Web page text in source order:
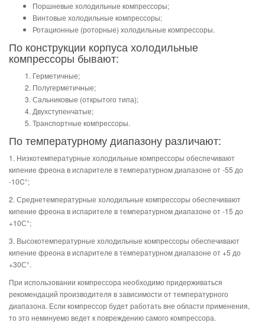
Поршневые холодильные компрессоры;
Винтовые холодильные компрессоры;
Ротационные (роторные) холодильные компрессоры.
По конструкции корпуса холодильные
компрессоры бывают:
Герметичные;
Полугерметичные;
Сальниковые (открытого типа);
Двухступенчатые;
Транспортные компрессоры.
По температурному диапазону различают:
1. Низкотемпературные холодильные компрессоры обеспечивают
кипение фреона в испарителе в температурном диапазоне от -55 до
-10C°;
2. Среднетемпературные холодильные компрессоры обеспечивают
кипение фреона в испарителе в температурном диапазоне от -15 до
+10С°;
3. Высокотемпературные холодильные компрессоры обеспечивают
кипение фреона в испарителе в температурном диапазоне от +5 до
+30С°.
При использовании компрессора необходимо придерживаться
рекомендаций производителя в зависимости от температурного
диапазона. Если компрессор будет работать вне области применения,
то это неминуемо ведет к повреждению самого компрессора.